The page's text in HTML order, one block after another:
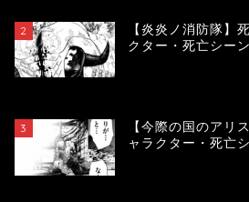
2
【炎炎ノ消防隊】
クター・死亡シー
3
【今際の国のアリ
ャラクター・死亡